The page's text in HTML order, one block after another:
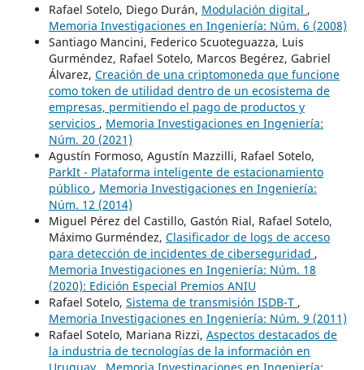
Rafael Sotelo, Diego Durán, Modulación digital ,
Memoria Investigaciones en Ingeniería: Núm. 6 (2008)
Santiago Mancini, Federico Scuoteguazza, Luis
Gurméndez, Rafael Sotelo, Marcos Begérez, Gabriel
Álvarez, Creación de una criptomoneda que funcione
como token de utilidad dentro de un ecosistema de
empresas, permitiendo el pago de productos y
servicios , Memoria Investigaciones en Ingeniería:
Núm. 20 (2021)
Agustín Formoso, Agustín Mazzilli, Rafael Sotelo,
ParkIt - Plataforma inteligente de estacionamiento
público , Memoria Investigaciones en Ingeniería:
Núm. 12 (2014)
Miguel Pérez del Castillo, Gastón Rial, Rafael Sotelo,
Máximo Gurméndez, Clasificador de logs de acceso
para detección de incidentes de ciberseguridad ,
Memoria Investigaciones en Ingeniería: Núm. 18
(2020): Edición Especial Premios ANIU
Rafael Sotelo, Sistema de transmisión ISDB-T ,
Memoria Investigaciones en Ingeniería: Núm. 9 (2011)
Rafael Sotelo, Mariana Rizzi, Aspectos destacados de
la industria de tecnologías de la información en
Uruguay
Memoria Investigaciones en Ingeniería: